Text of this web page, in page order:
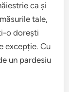
ca și
tale,
o dorești
excepție. Cu
un pardesiu